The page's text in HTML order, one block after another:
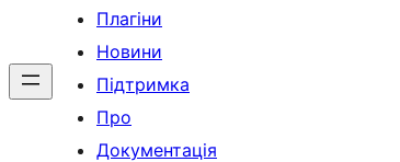
Плагіни
Новини
Підтримка
Про
Документація